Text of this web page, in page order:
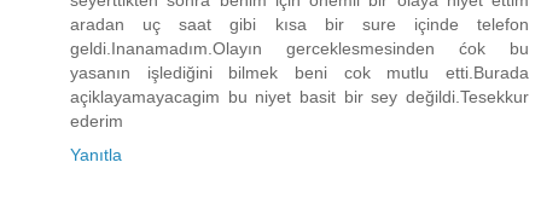
aradan uç saat gibi kısa bir sure içinde telefon
geldi.Inanamadım.Olayın gerceklesmesinden ćok bu
yasanın işlediğini bilmek beni cok mutlu etti.Burada
açiklayamayacagim bu niyet basit bir sey değildi.Tesekkur
ederim
Yanıtla